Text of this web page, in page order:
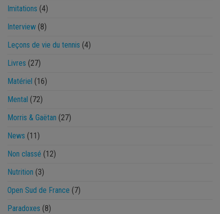
Imitations (4)
Interview (8)
Leçons de vie du tennis (4)
Livres (27)
Matériel (16)
Mental (72)
Morris & Gaëtan (27)
News (11)
Non classé (12)
Nutrition (3)
Open Sud de France (7)
Paradoxes (8)